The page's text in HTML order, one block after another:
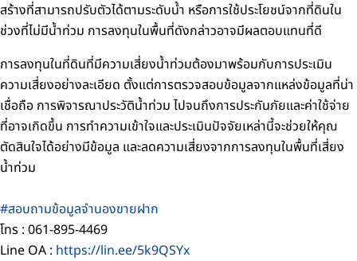
สร้างที่สามารถปรับตัวได้ตามระดับน้ำ หรือการใช้ประโยชน์จากที่ดินใน
ช่วงที่ไม่มีน้ำท่วม การลงทุนในพื้นที่ดังกล่าวอาจมีผลตอบแทนที่ดี
การลงทุนในที่ดินที่มีความเสี่ยงน้ำท่วมต้องมาพร้อมกับการประเมิน
ความเสี่ยงอย่างละเอียด ตั้งแต่การตรวจสอบข้อมูลจากแหล่งข้อมูลที่น่า
เชื่อถือ การพิจารณาประวัติน้ำท่วม ไปจนถึงการประกันภัยและค่าใช้จ่าย
ที่อาจเกิดขึ้น การทำความเข้าใจและประเมินปัจจัยเหล่านี้จะช่วยให้คุณ
ตัดสินใจได้อย่างมีข้อมูล และลดความเสี่ยงจากการลงทุนในพื้นที่เสี่ยง
น้ำท่วม
#สอบถามข้อมูลจำนองขายฝาก
โทร : 061-895-4469
Line OA : https://lin.ee/5k9QSYx